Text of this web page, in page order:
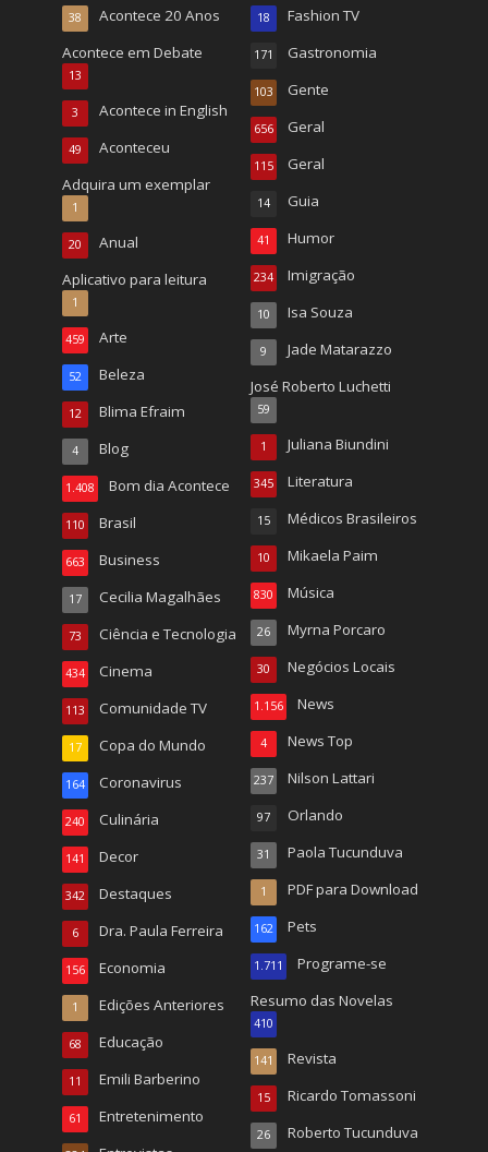
Acontece 20 Anos
38
Acontece em Debate
13
Acontece in English
3
Aconteceu
49
Adquira um exemplar
1
Anual
20
Aplicativo para leitura
1
Arte
459
Beleza
52
Blima Efraim
12
Blog
4
Bom dia Acontece
1.408
Brasil
110
Business
663
Cecilia Magalhães
17
Ciência e Tecnologia
73
Cinema
434
Comunidade TV
113
Copa do Mundo
17
Coronavirus
164
Culinária
240
Decor
141
Destaques
342
Dra. Paula Ferreira
6
Economia
156
Edições Anteriores
1
Educação
68
Emili Barberino
11
Entretenimento
61
Fashion TV
18
Gastronomia
171
Gente
103
Geral
656
Geral
115
Guia
14
Humor
41
Imigração
234
Isa Souza
10
Jade Matarazzo
9
José Roberto Luchetti
59
Juliana Biundini
1
Literatura
345
Médicos Brasileiros
15
Mikaela Paim
10
Música
830
Myrna Porcaro
26
Negócios Locais
30
News
1.156
News Top
4
Nilson Lattari
237
Orlando
97
Paola Tucunduva
31
PDF para Download
1
Pets
162
Programe-se
1.711
Resumo das Novelas
410
Revista
141
Ricardo Tomassoni
15
Roberto Tucunduva
26